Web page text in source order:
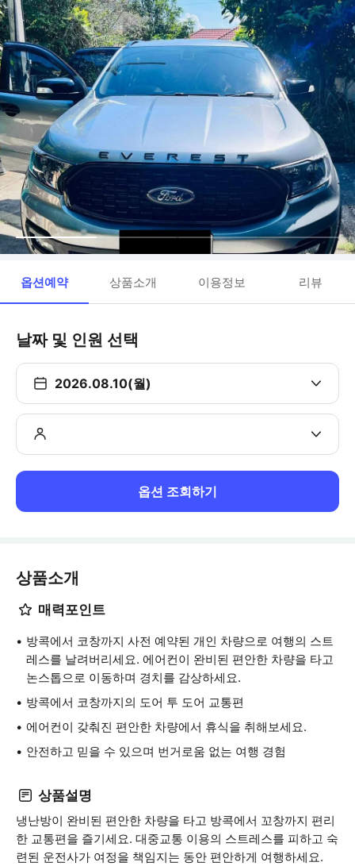
옵션예약 상품소개 이용정보 리뷰
날짜 및 인원 선택
2026.08.10(월)
옵션 조회하기
상품소개
매력포인트
방콕에서 코창까지 사전 예약된 개인 차량으로 여행의 스트
레스를 날려버리세요. 에어컨이 완비된 편안한 차량을 타고
논스톱으로 이동하며 경치를 감상하세요.
방콕에서 코창까지의 도어 투 도어 교통편
에어컨이 갖춰진 편안한 차량에서 휴식을 취해보세요.
안전하고 믿을 수 있으며 번거로움 없는 여행 경험
상품설명
냉난방이 완비된 편안한 차량을 타고 방콕에서 꼬창까지 편리
한 교통편을 즐기세요. 대중교통 이용의 스트레스를 피하고 숙
련된 운전사가 여정을 책임지는 동안 편안하게 여행하세요.